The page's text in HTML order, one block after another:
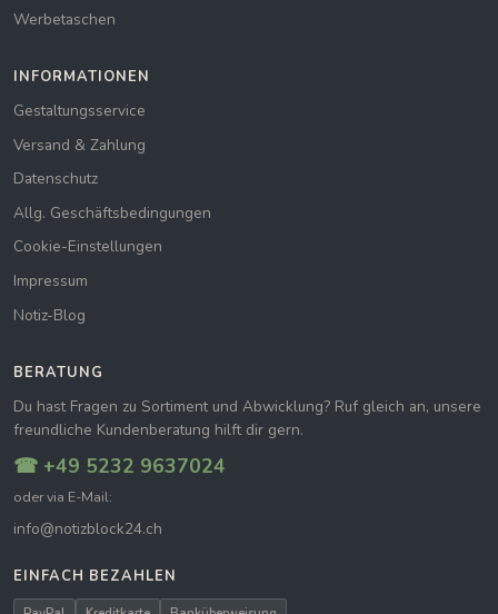
Werbetaschen
INFORMATIONEN
Gestaltungsservice
Versand & Zahlung
Datenschutz
Allg. Geschäftsbedingungen
Cookie-Einstellungen
Impressum
Notiz-Blog
BERATUNG
Du hast Fragen zu Sortiment und Abwicklung? Ruf gleich an, unsere
freundliche Kundenberatung hilft dir gern.
☎ +49 5232 9637024
oder via E-Mail:
info@notizblock24.ch
EINFACH BEZAHLEN